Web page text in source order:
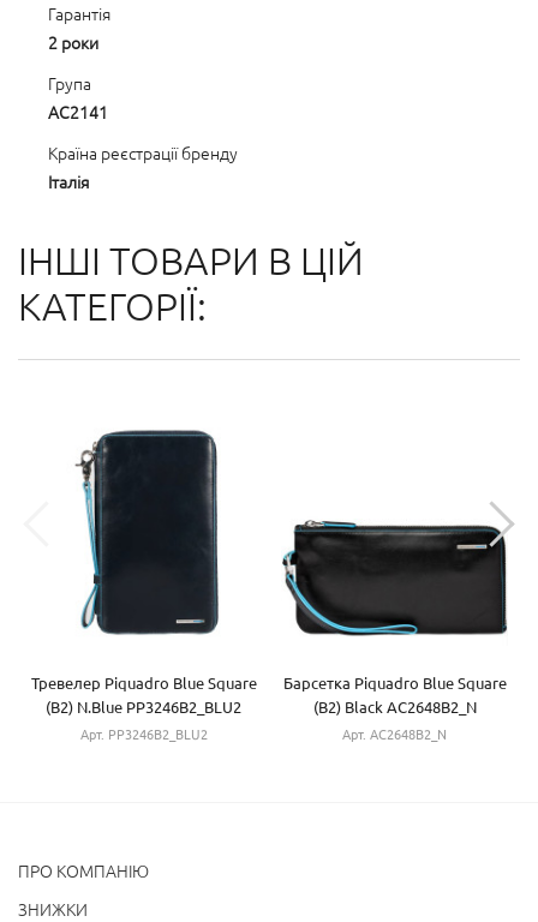
Гарантія
2 роки
Група
AC2141
Країна реєстрації бренду
Італія
ІНШІ ТОВАРИ В ЦІЙ
КАТЕГОРІЇ:
Тревелер Piquadro Blue Square
(B2) N.Blue PP3246B2_BLU2
Арт. PP3246B2_BLU2
Барсетка Piquadro Blue Square
(B2) Black AC2648B2_N
Арт. AC2648B2_N
ПРО КОМПАНІЮ
ЗНИЖКИ